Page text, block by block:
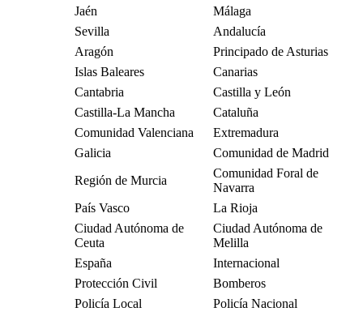
Jaén
Málaga
Sevilla
Andalucía
Aragón
Principado de Asturias
Islas Baleares
Canarias
Cantabria
Castilla y León
Castilla-La Mancha
Cataluña
Comunidad Valenciana
Extremadura
Galicia
Comunidad de Madrid
Región de Murcia
Comunidad Foral de
Navarra
País Vasco
La Rioja
Ciudad Autónoma de
Ceuta
Ciudad Autónoma de
Melilla
España
Internacional
Protección Civil
Bomberos
Policía Local
Policía Nacional